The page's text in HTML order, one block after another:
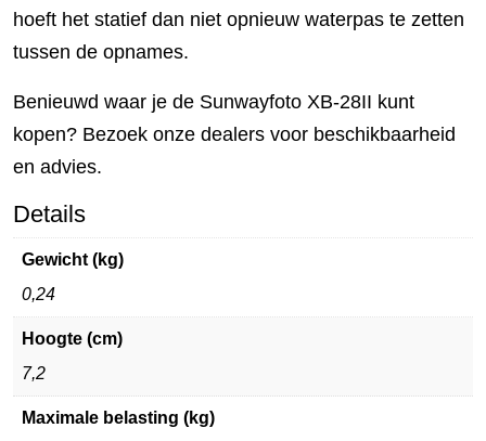
hoeft het statief dan niet opnieuw waterpas te zetten
tussen de opnames.
Benieuwd waar je de Sunwayfoto XB-28II kunt
kopen? Bezoek onze dealers voor beschikbaarheid
en advies.
Details
Gewicht (kg)
0,24
Hoogte (cm)
7,2
Maximale belasting (kg)